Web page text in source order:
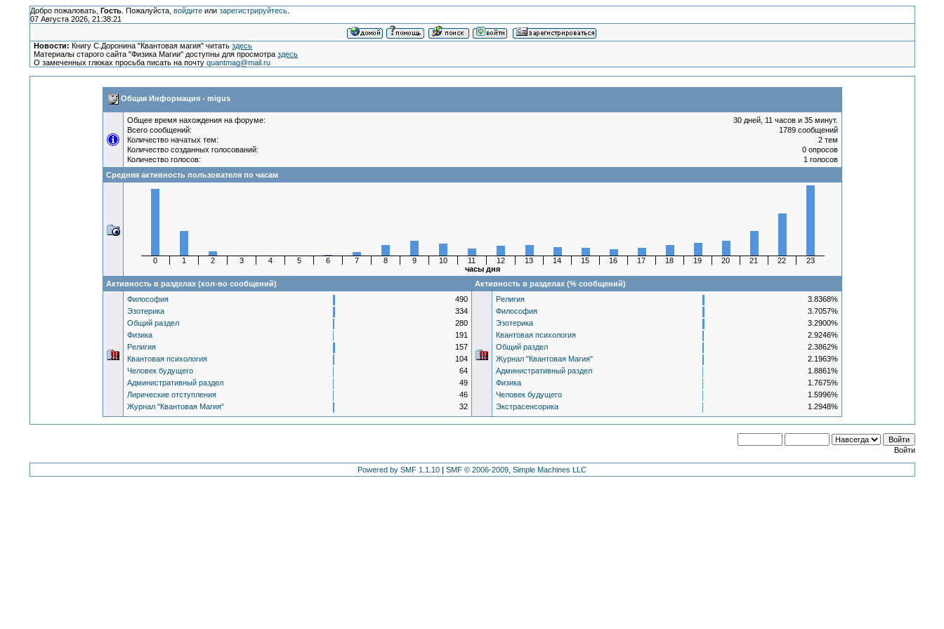
Добро пожаловать, Гость. Пожалуйста, войдитеили зарегистрируйтесь.
07 Августа 2026, 21:38:21
Новости: Книгу С.Доронина "Квантовая магия" читатьздесь
Материалы старого сайта "Физика Магии" доступны для просмотраздесь
О замеченных глюках просьба писать на почтуquantmag@mail.ru
Общая Информация - migus
Общее время нахождения на форуме:
30 дней, 11 часов и 35 минут.
Всего сообщений:
1789 сообщений
Количество начатых тем:
2 тем
Количество созданных голосований:
0 опросов
Количество голосов:
1 голосов
Средняя активность пользователя по часам
0 1 2 3 4 5 6 7 8 9 10 11 12 13 14 15 16 17 18 19 20 21 22
23
часы дня
Активность в разделах (кол-во сообщений)
Активность в разделах (% сообщений)
Философия
490
Эзотерика
334
Общий раздел
280
Физика
191
Религия
157
Квантовая психология
104
Человек будущего
64
Административный раздел
49
Лирические отступления
46
Журнал "Квантовая Магия"
32
Религия
3.8368%
Философия
3.7057%
Эзотерика
3.2900%
Квантовая психология
2.9246%
Общий раздел
2.3862%
Журнал "Квантовая Магия"
2.1963%
Административный раздел
1.8861%
Физика
1.7675%
Человек будущего
1.5996%
Экстрасенсорика
1.2948%
Войти
Powered by SMF 1.1.10 | SMF © 2006-2009, Simple Machines LLC